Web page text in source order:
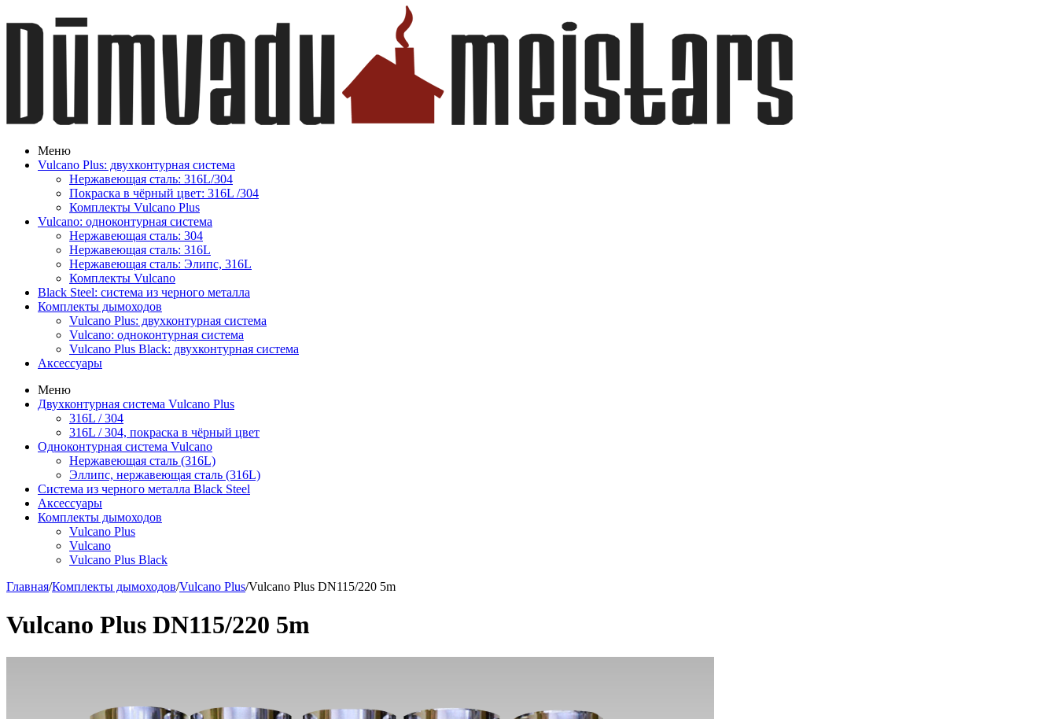
Меню
Vulcano Plus: двухконтурная система
Нержавеющая сталь: 316L/304
Покраска в чёрный цвет: 316L /304
Комплекты Vulcano Plus
Vulcano: одноконтурная система
Нержавеющая сталь: 304
Нержавеющая сталь: 316L
Нержавеющая сталь: Элипс, 316L
Комплекты Vulcano
Black Steel: система из черного металла
Комплекты дымоходов
Vulcano Plus: двухконтурная система
Vulcano: одноконтурная система
Vulcano Plus Black: двухконтурная система
Аксессуары
Меню
Двухконтурная система Vulcano Plus
316L / 304
316L / 304, покраска в чёрный цвет
Одноконтурная система Vulcano
Нержавеющая сталь (316L)
Эллипс, нержавеющая сталь (316L)
Система из черного металла Black Steel
Аксессуары
Комплекты дымоходов
Vulcano Plus
Vulcano
Vulcano Plus Black
Главная/Комплекты дымоходов/Vulcano Plus/Vulcano Plus DN115/220 5m
Vulcano Plus DN115/220 5m